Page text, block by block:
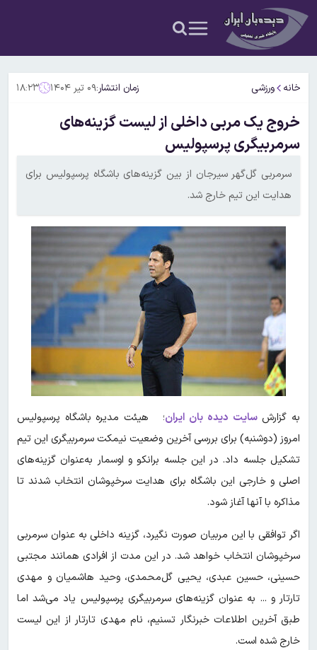
خانه ورزشی زمان انتشار:۰۹ تیر ۱۴۰۴ ۱۸:۲۳
خروج یک مربی داخلی از لیست گزینه‌های
سرمربیگری پرسپولیس
سرمربی گل‌گهر سیرجان از بین گزینه‌های باشگاه پرسپولیس برای
هدایت این تیم خارج شد.
به گزارشسایت دیده بان ایران؛ هیئت مدیره باشگاه پرسپولیس
امروز (دوشنبه) برای بررسی آخرین وضعیت نیمکت سرمربیگری این تیم
تشکیل جلسه داد. در این جلسه برانکو و اوسمار به‌عنوان گزینه‌های
اصلی و خارجی این باشگاه برای هدایت سرخپوشان انتخاب شدند تا
مذاکره با آنها آغاز شود.
اگر توافقی با این مربیان صورت نگیرد، گزینه‌ داخلی به عنوان سرمربی
سرخپوشان انتخاب خواهد شد. در این مدت از افرادی همانند مجتبی
حسینی، حسین عبدی، یحیی گل‌محمدی، وحید هاشمیان و مهدی
تارتار و ... به عنوان گزینه‌های سرمربیگری پرسپولیس یاد می‌شد اما
طبق آخرین اطلاعات خبرنگار تسنیم، نام مهدی تارتار از این لیست
خارج شده است.